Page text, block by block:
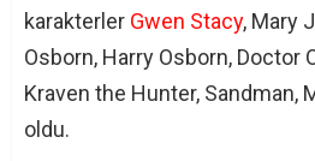
karakterler Gwen Stacy, Mary
Osborn, Harry Osborn, Doctor
Kraven the Hunter, Sandman,
oldu.